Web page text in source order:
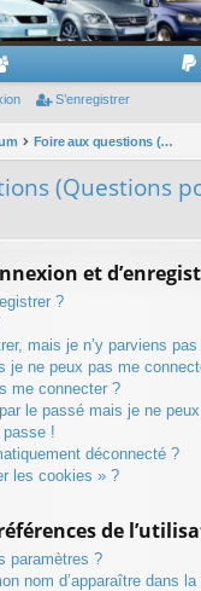
futurs acquéreurs du
S’enregistrer
Foire aux questions (Questions posées fréquemment)
(Questions
et
?
mais je n’y parviens pas
je ne peux pas me
me connecter ?
le passé mais je ne
passe !
déconnecté ?
les cookies » ?
de
paramètres ?
nom d’apparaître dans